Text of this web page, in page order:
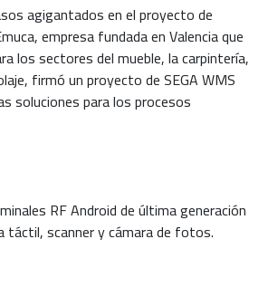
agigantados en el proyecto de
empresa fundada en Valencia que
los sectores del mueble, la carpintería,
firmó un proyecto de SEGA WMS
soluciones para los procesos
RF Android de última generación
táctil, scanner y cámara de fotos.